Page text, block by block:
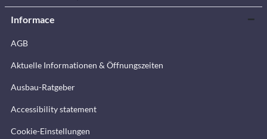
Informace
AGB
Aktuelle Informationen & Öffnungszeiten
Ausbau-Ratgeber
Accessibility statement
Cookie-Einstellungen